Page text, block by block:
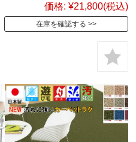
価格: ¥21,800(税込)
在庫を確認する